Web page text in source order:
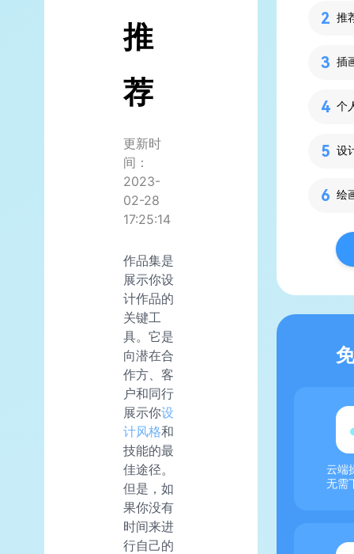
推
荐
更新时
间：
2023-
02-28
17:25:14
作品集是
展示你设
计作品的
关键工
具。它是
向潜在合
作方、客
户和同行
展示你设
计风格和
技能的最
佳途径。
但是，如
果你没有
时间来进
行自己的
推
插
个
绘
云端
无需